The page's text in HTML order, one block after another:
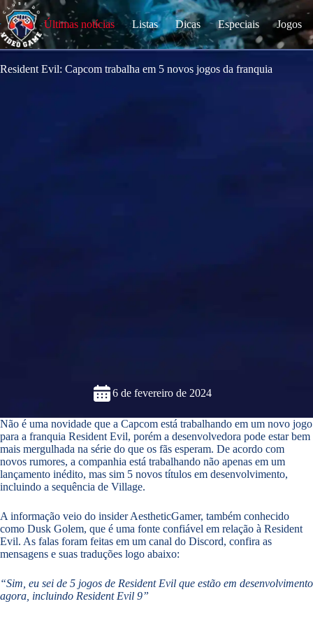
k
i
p
o
Últimas notícias Listas Dicas Especiais Jogos
Resident Evil: Capcom trabalha em 5 novos jogos da franquia
6 de fevereiro de 2024
Não é uma novidade que a Capcom está trabalhando em um novo jogo
para a franquia Resident Evil, porém a desenvolvedora pode estar bem
mais mergulhada na série do que os fãs esperam. De acordo com
novos rumores, a companhia está trabalhando não apenas em um
lançamento inédito, mas sim 5 novos títulos em desenvolvimento,
incluindo a sequência de Village.
A informação veio do insider AestheticGamer, também conhecido
como Dusk Golem, que é uma fonte confiável em relação à Resident
Evil. As falas foram feitas em um canal do Discord, confira as
mensagens e suas traduções logo abaixo:
“Sim, eu sei de 5 jogos de Resident Evil que estão em desenvolvimento
agora, incluindo Resident Evil 9”